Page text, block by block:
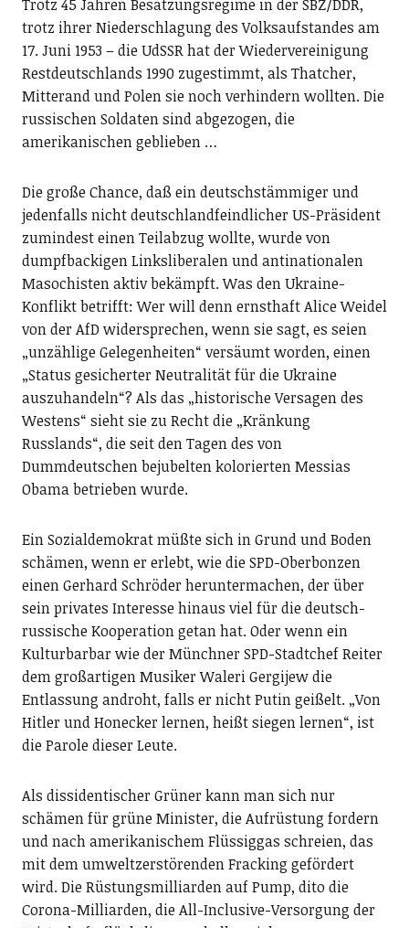
Trotz 45 Jahren Besatzungsregime in der SBZ/DDR,
trotz ihrer Niederschlagung des Volksaufstandes am
17. Juni 1953 – die UdSSR hat der Wiedervereinigung
Restdeutschlands 1990 zugestimmt, als Thatcher,
Mitterand und Polen sie noch verhindern wollten. Die
russischen Soldaten sind abgezogen, die
amerikanischen geblieben …
Die große Chance, daß ein deutschstämmiger und
jedenfalls nicht deutschlandfeindlicher US-Präsident
zumindest einen Teilabzug wollte, wurde von
dumpfbackigen Linksliberalen und antinationalen
Masochisten aktiv bekämpft. Was den Ukraine-
Konflikt betrifft: Wer will denn ernsthaft Alice Weidel
von der AfD widersprechen, wenn sie sagt, es seien
„unzählige Gelegenheiten“ versäumt worden, einen
„Status gesicherter Neutralität für die Ukraine
auszuhandeln“? Als das „historische Versagen des
Westens“ sieht sie zu Recht die „Kränkung
Russlands“, die seit den Tagen des von
Dummdeutschen bejubelten kolorierten Messias
Obama betrieben wurde.
Ein Sozialdemokrat müßte sich in Grund und Boden
schämen, wenn er erlebt, wie die SPD-Oberbonzen
einen Gerhard Schröder heruntermachen, der über
sein privates Interesse hinaus viel für die deutsch-
russische Kooperation getan hat. Oder wenn ein
Kulturbarbar wie der Münchner SPD-Stadtchef Reiter
dem großartigen Musiker Waleri Gergijew die
Entlassung androht, falls er nicht Putin geißelt. „Von
Hitler und Honecker lernen, heißt siegen lernen“, ist
die Parole dieser Leute.
Als dissidentischer Grüner kann man sich nur
schämen für grüne Minister, die Aufrüstung fordern
und nach amerikanischem Flüssiggas schreien, das
mit dem umweltzerstörenden Fracking gefördert
wird. Die Rüstungsmilliarden auf Pump, dito die
Corona-Milliarden, die All-Inclusive-Versorgung der